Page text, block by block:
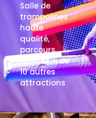
Salle de
trampolines
haute
qualité,
parcours
ninja et + de
10 autres
attractions